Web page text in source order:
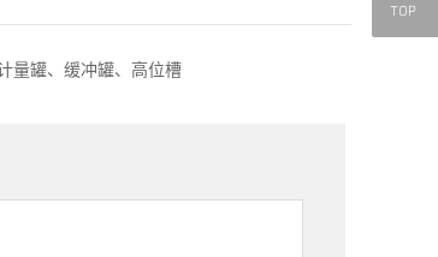
量罐、缓冲罐、高位槽